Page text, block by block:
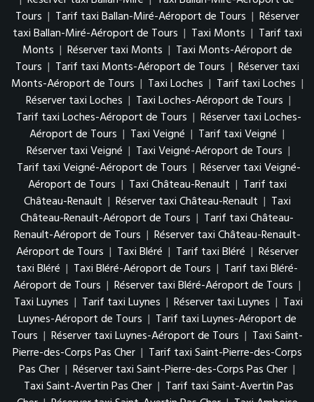
Tours | Tarif taxi Ballan-Miré-Aéroport de Tours | Réserver
taxi Ballan-Miré-Aéroport de Tours | Taxi Monts | Tarif taxi
Monts | Réserver taxi Monts | Taxi Monts-Aéroport de
Tours | Tarif taxi Monts-Aéroport de Tours | Réserver taxi
Monts-Aéroport de Tours | Taxi Loches | Tarif taxi Loches |
Réserver taxi Loches | Taxi Loches-Aéroport de Tours |
Tarif taxi Loches-Aéroport de Tours | Réserver taxi Loches-
Aéroport de Tours | Taxi Veigné | Tarif taxi Veigné |
Réserver taxi Veigné | Taxi Veigné-Aéroport de Tours |
Tarif taxi Veigné-Aéroport de Tours | Réserver taxi Veigné-
Aéroport de Tours | Taxi Château-Renault | Tarif taxi
Château-Renault | Réserver taxi Château-Renault | Taxi
Château-Renault-Aéroport de Tours | Tarif taxi Château-
Renault-Aéroport de Tours | Réserver taxi Château-Renault-
Aéroport de Tours | Taxi Bléré | Tarif taxi Bléré | Réserver
taxi Bléré | Taxi Bléré-Aéroport de Tours | Tarif taxi Bléré-
Aéroport de Tours | Réserver taxi Bléré-Aéroport de Tours |
Taxi Luynes | Tarif taxi Luynes | Réserver taxi Luynes | Taxi
Luynes-Aéroport de Tours | Tarif taxi Luynes-Aéroport de
Tours | Réserver taxi Luynes-Aéroport de Tours | Taxi Saint-
Pierre-des-Corps Pas Cher | Tarif taxi Saint-Pierre-des-Corps
Pas Cher | Réserver taxi Saint-Pierre-des-Corps Pas Cher |
Taxi Saint-Avertin Pas Cher | Tarif taxi Saint-Avertin Pas